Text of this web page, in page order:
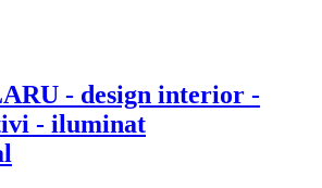
- design interior -
- iluminat